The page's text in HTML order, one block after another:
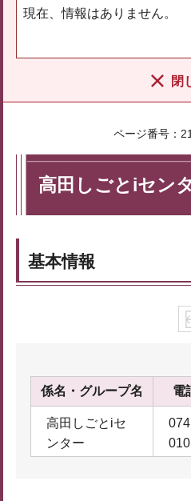
現在、情報はありません。
閉
ページ番号：
高田しごとiセン
基本情報
係名・グループ名 電
高田しごとiセ
ンター
010